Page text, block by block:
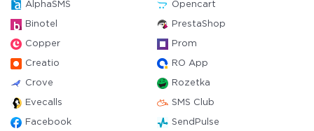
AlphaSMS Opencart
Binotel PrestaShop
Copper Prom
Creatio RO App
Crove Rozetka
Evecalls SMS Club
Facebook SendPulse